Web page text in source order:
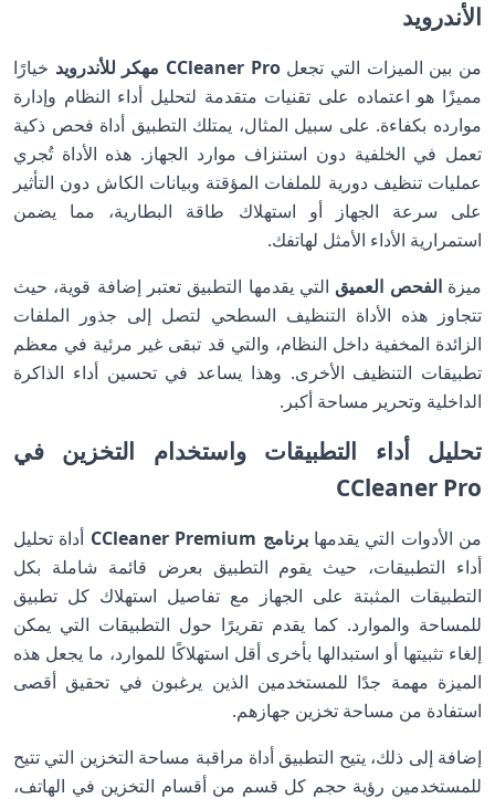
الأندرويد
من بين الميزات التي تجعلCCleaner Pro مهكر للأندرويد
خيارًا
مميزًا هو اعتماده على تقنيات متقدمة لتحليل أداء النظام وإدارة
موارده بكفاءة. على سبيل المثال، يمتلك التطبيق أداة فحص ذكية
تعمل في الخلفية دون استنزاف موارد الجهاز. هذه الأداة تُجري
عمليات تنظيف دورية للملفات المؤقتة وبيانات الكاش دون التأثير
على سرعة الجهاز أو استهلاك طاقة البطارية، مما يضمن
استمرارية الأداء الأمثل لهاتفك.
ميزةالفحص العميق التي يقدمها التطبيق تعتبر إضافة قوية، حيث
تتجاوز هذه الأداة التنظيف السطحي لتصل إلى جذور الملفات
الزائدة المخفية داخل النظام، والتي قد تبقى غير مرئية في معظم
تطبيقات التنظيف الأخرى. وهذا يساعد في تحسين أداء الذاكرة
الداخلية وتحرير مساحة أكبر.
تحليل أداء التطبيقات واستخدام التخزين في
CCleaner Pro
من الأدوات التي يقدمهابرنامج CCleaner Premium
أداة تحليل
أداء التطبيقات، حيث يقوم التطبيق بعرض قائمة شاملة بكل
التطبيقات المثبتة على الجهاز مع تفاصيل استهلاك كل تطبيق
للمساحة والموارد. كما يقدم تقريرًا حول التطبيقات التي يمكن
إلغاء تثبيتها أو استبدالها بأخرى أقل استهلاكًا للموارد، ما يجعل هذه
الميزة مهمة جدًا للمستخدمين الذين يرغبون في تحقيق أقصى
استفادة من مساحة تخزين جهازهم.
إضافة إلى ذلك، يتيح التطبيق أداة مراقبة مساحة التخزين التي تتيح
للمستخدمين رؤية حجم كل قسم من أقسام التخزين في الهاتف،